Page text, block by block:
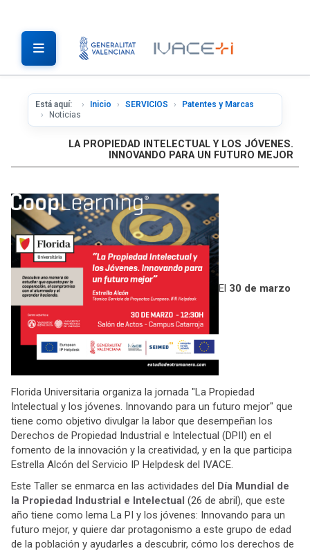
Está aquí: Inicio SERVICIOS
Patentes y Marcas
Noticias
LA PROPIEDAD INTELECTUAL Y LOS JÓVENES.
INNOVANDO PARA UN FUTURO MEJOR
El 30 de marzo
Florida Universitaria organiza la jornada "La Propiedad
Intelectual y los jóvenes. Innovando para un futuro mejor" que
tiene como objetivo divulgar la labor que desempeñan los
Derechos de Propiedad Industrial e Intelectual (DPII) en el
fomento de la innovación y la creatividad, y en la que participa
Estrella Alcón del Servicio IP Helpdesk del IVACE.
Este Taller se enmarca en las actividades del Día Mundial de
la Propiedad Industrial e Intelectual (26 de abril), que este
año tiene como lema La PI y los jóvenes: Innovando para un
futuro mejor, y quiere dar protagonismo a este grupo de edad
de la población y ayudarles a descubrir, cómo los derechos de